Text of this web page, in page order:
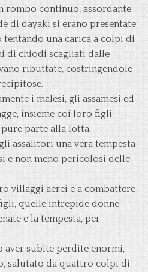
rombo continuo, assordante.
di dayaki si erano presentate
una carica a colpi di
di chiodi scagliati dalle
ributtate, costringendole
i malesi, gli assamesi ed
insieme coi loro figli
parte alla lotta,
assalitori una vera tempesta
e non meno pericolosi delle
villaggi aerei e a combattere
quelle intrepide donne
e la tempesta, per
aver subìte perdite enormi,
salutato da quattro colpi di